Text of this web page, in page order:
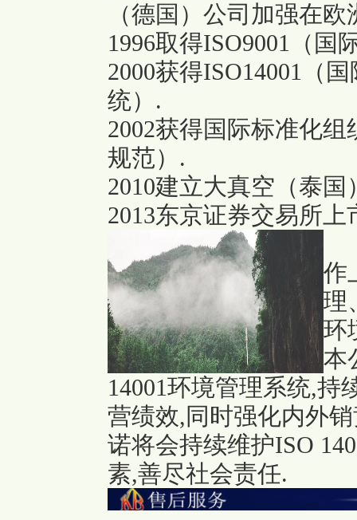
（德国）公司加强在
1996取得ISO9001（国
2000获得ISO14001（
统）.
2002获得国际标准化
规范）.
2010建立大真空（泰国
2013东京证券交易所上
作
理
环
本
14001环境管理系统,持
营绩效,同时强化内外
诺将会持续维护ISO
素,善尽社会责任.